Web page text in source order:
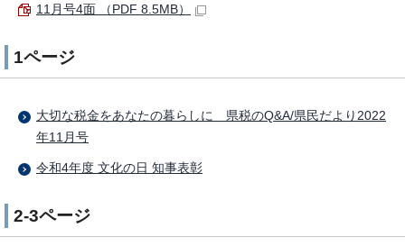
11月号4面 （PDF 8.5MB）
1ページ
大切な税金をあなたの暮らしに 県税のQ&A/県民だより2022
年11月号
令和4年度 文化の日 知事表彰
2-3ページ